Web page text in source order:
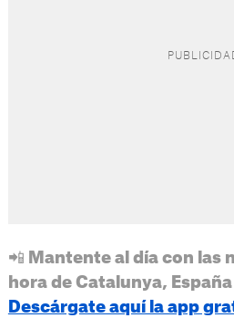
📲 Mantente al día con las
hora de Catalunya,
Descárgate aquí la app